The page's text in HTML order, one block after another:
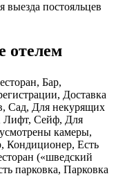
выезда постояльцев
отелем
Бар,
Доставка
Сад, Для некурящих
Лифт, Сейф, Для
камеры,
Кондиционер, Есть
(«шведский
парковка, Парковка